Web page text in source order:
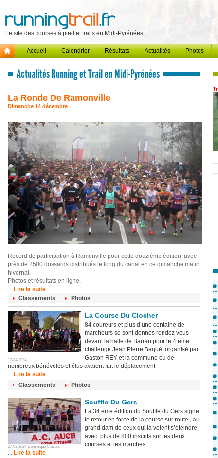
Le site des courses à pied et trails en Midi-Pyrénées
Accueil Calendrier Résultats Actualités Photos
Actualités Running et Trail en Midi-Pyrénées
La Ronde De Ramonville
Dimanche 14 décembre
Record de participation à Ramonville pour cette douzième édition, avec
près de 2500 dossards distribués le long du canal en ce dimanche matin
hivernal.
Photos et résultats en ligne.
... Lire la suite
Classements
Photos
17-04-2024-
La Course Du Clocher
84 coureurs et plus d’une centaine de
marcheurs se sont donnés rendez vous
devant la halle de Barran pour le 4 eme
challenge Jean Pierre Baqué, organisé par
Gaston REY et la commune ou de
nombreux bénévoles et élus avaient fait le déplacement
... Lire la suite
Classements
Photos
27-03-2024-Dominique Clavaud
Souffle Du Gers
La 34 eme édition du Souffle du Gers signe
le retour en force de la course sur route , au
grand dam de ceux qui la voient s’éteindre
avec plus de 800 inscrits sur les deux
courses et les marches .
... Lire la suite